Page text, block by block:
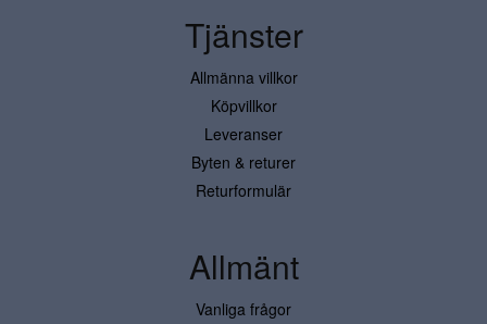
Tjänster
Allmänna villkor
Köpvillkor
Leveranser
Byten & returer
Returformulär
Allmänt
Vanliga frågor